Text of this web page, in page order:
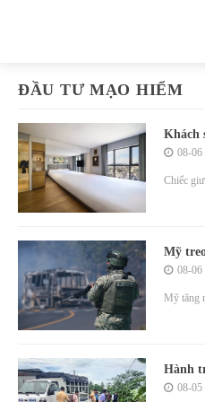
ĐẦU TƯ MẠO HIỂM
Khách
dài 6 m
08-06
Chiếc
Mỹ
trùm08-06
Mỹ tăng
Hành
xế08-05